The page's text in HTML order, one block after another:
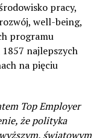
pracy,
well-being,
programu
najlepszych
na pięciu
Top Employer
że polityka
światowym